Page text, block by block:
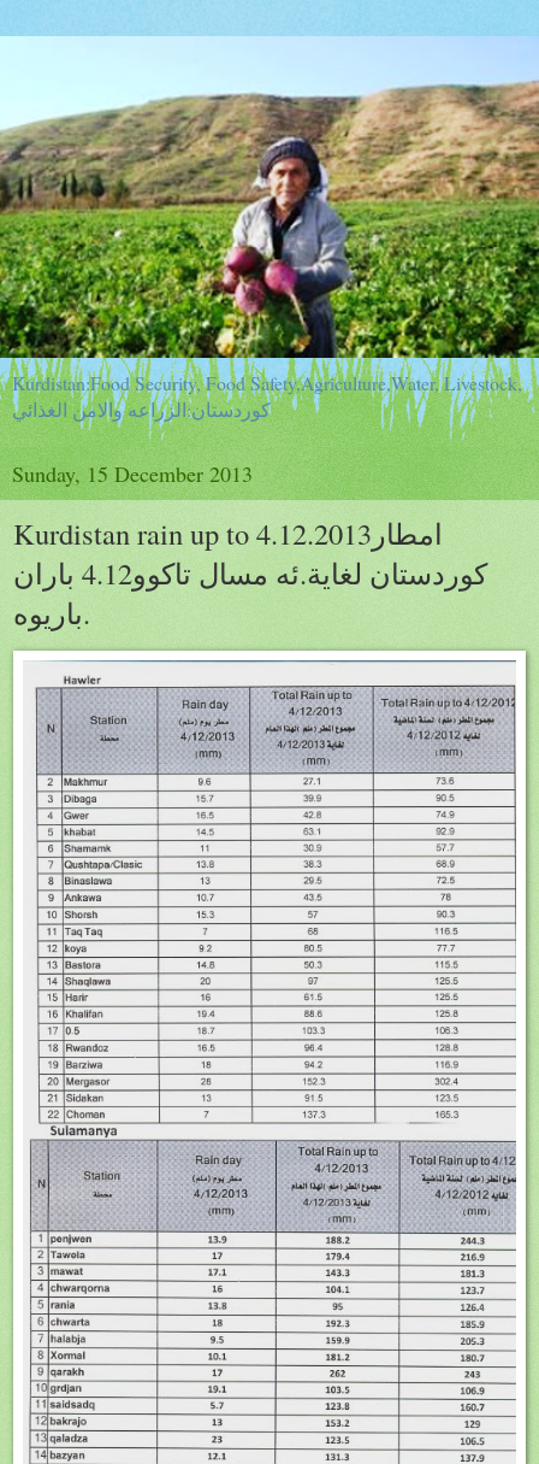
Kurdistan:Food Security, Food Safety,Agriculture,Water, Livestock,
كوردستان:الزراعه والامن الغذائي
Sunday, 15 December 2013
Kurdistan rain up to 4.12.2013امطار
كوردستان لغاية.ئه مسال تاكوو4.12 باران
باريوه.